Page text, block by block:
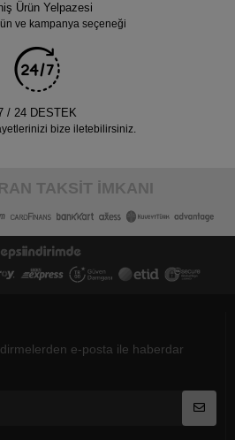
Ürün Yelpazesi
ve kampanya seçeneği
/ 24 DESTEK
bize iletebilirsiniz.
TAKSİT İMKANI
e-posta ile haberdar